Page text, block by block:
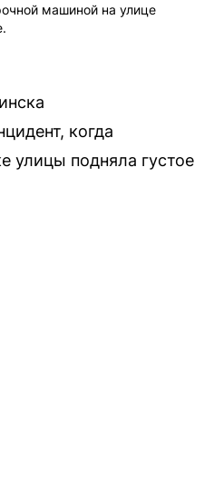
машиной на улице
когда
улицы подняла густое